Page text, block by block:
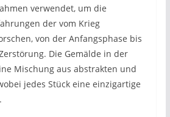
verwendet, um die
der vom Krieg
von der Anfangsphase bis
Die Gemälde in der
Mischung aus abstrakten und
jedes Stück eine einzigartige